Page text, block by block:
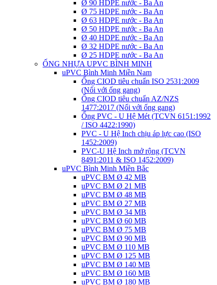
Ø 90 HDPE nước - Ba An
Ø 75 HDPE nước - Ba An
Ø 63 HDPE nước - Ba An
Ø 50 HDPE nước - Ba An
Ø 40 HDPE nước - Ba An
Ø 32 HDPE nước - Ba An
Ø 25 HDPE nước - Ba An
ỐNG NHỰA UPVC BÌNH MINH
uPVC Bình Minh Miền Nam
Ống CIOD tiêu chuẩn ISO 2531:2009
(Nối với ống gang)
Ống CIOD tiêu chuẩn AZ/NZS
1477:2017 (Nối với ống gang)
Ống PVC - U Hệ Mét (TCVN 6151:1992
/ ISO 4422:1990)
PVC - U Hệ Inch chịu áp lực cao (ISO
1452:2009)
PVC-U Hệ Inch mở rộng (TCVN
8491:2011 & ISO 1452:2009)
uPVC Bình Minh Miền Bắc
uPVC BM Ø 42 MB
uPVC BM Ø 21 MB
uPVC BM Ø 48 MB
uPVC BM Ø 27 MB
uPVC BM Ø 34 MB
uPVC BM Ø 60 MB
uPVC BM Ø 75 MB
uPVC BM Ø 90 MB
uPVC BM Ø 110 MB
uPVC BM Ø 125 MB
uPVC BM Ø 140 MB
uPVC BM Ø 160 MB
uPVC BM Ø 180 MB